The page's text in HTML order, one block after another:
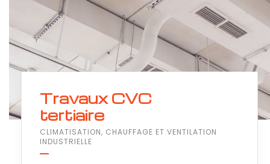
Travaux CVC
tertiaire
CLIMATISATION, CHAUFFAGE ET VENTILATION
INDUSTRIELLE